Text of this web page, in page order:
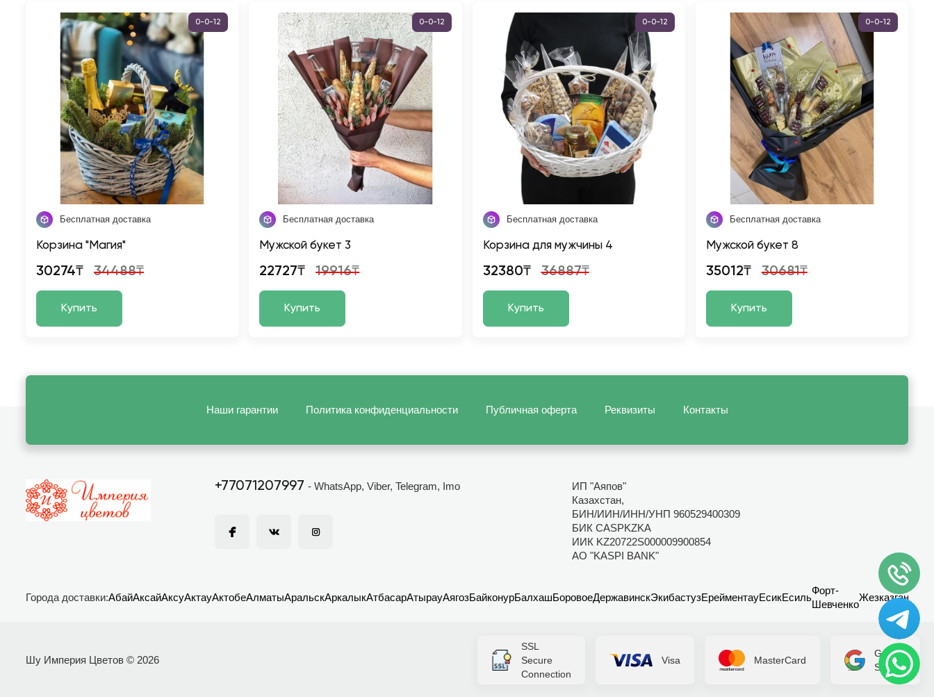
0-0-12
Бесплатная доставка
Корзина "Магия"
30274₸ 34488₸
Купить
0-0-12
Бесплатная доставка
Мужской букет 3
22727₸ 19916₸
Купить
0-0-12
Бесплатная доставка
Корзина для мужчины 4
32380₸ 36887₸
Купить
0-0-12
Бесплатная доставка
Мужской букет 8
35012₸ 30681₸
Купить
Наши гарантии Политика конфиденциальности Публичная оферта Реквизиты Контакты
+77071207997 - WhatsApp, Viber, Telegram, Imo
ИП "Аяпов"
Казахстан,
БИН/ИИН/ИНН/УНП 960529400309
БИК CASPKZKA
ИИК KZ20722S000009900854
АО "KASPI BANK"
Города доставки:АбайАксайАксуАктауАктобеАлматыАральскАркалыкАтбасарАтырауАягозБайконурБалхашБоровоеДержавинскЭкибастузЕрейментауЕсикЕсиль
Форт-
Шевченко
Жезказган
Шу Империя Цветов © 2026
SSL
Secure
Connection
Visa MasterCard
Google
Secure